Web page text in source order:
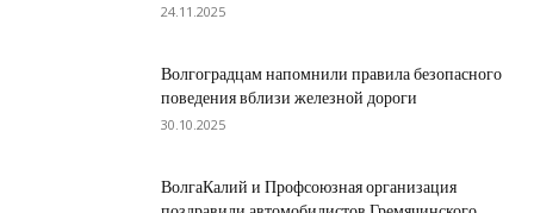
24.11.2025
Волгоградцам напомнили правила безопасного
поведения вблизи железной дороги
30.10.2025
ВолгаКалий и Профсоюзная организация